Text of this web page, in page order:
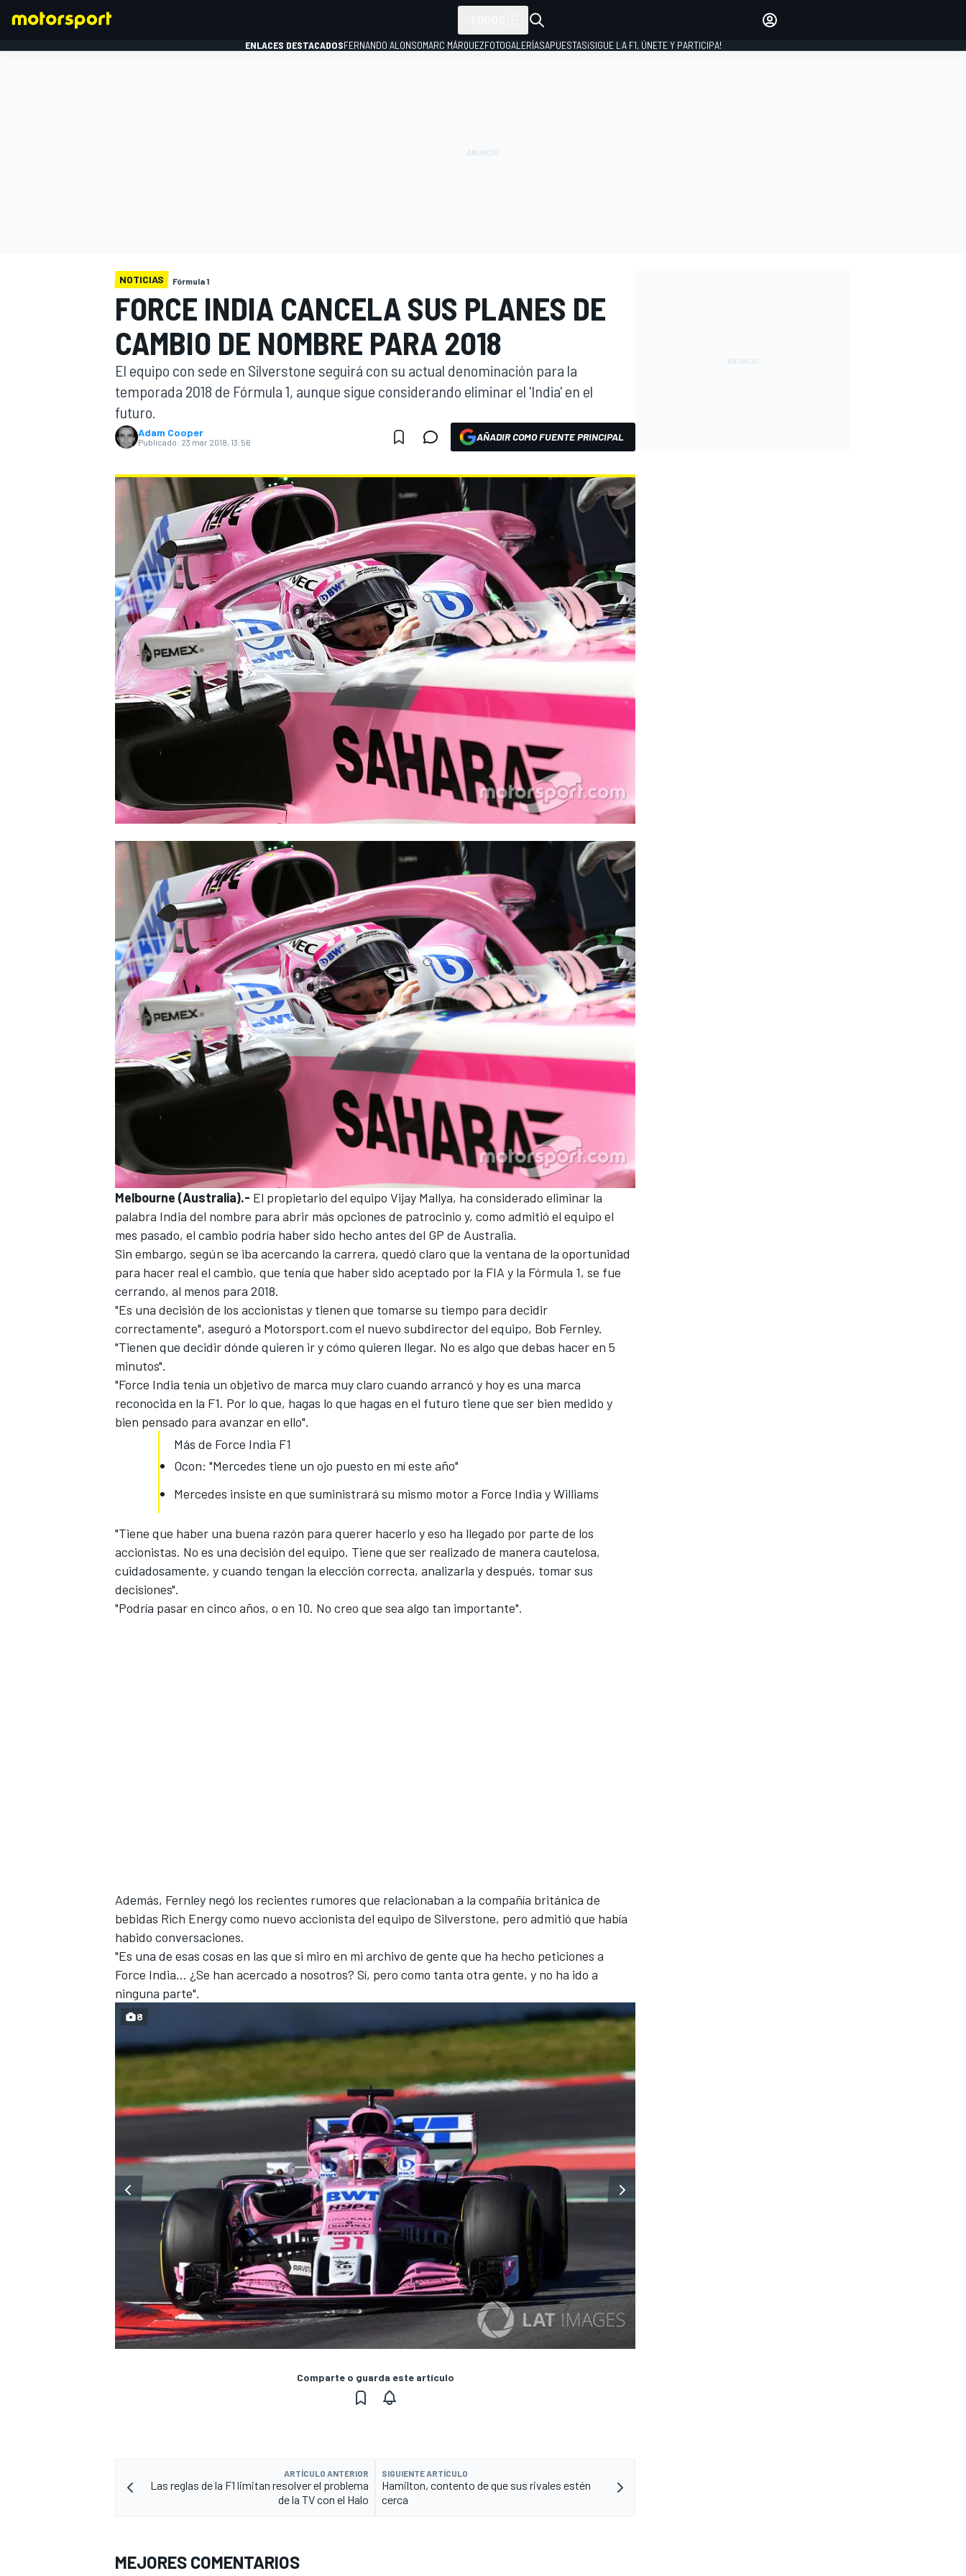
WEC FÓRMULA E
ENLACES DESTACADOSFERNANDO ALONSOMARC MÁRQUEZFOTOGALERÍASAPUESTAS¡SIGUE LA F1, ÚNETE Y PARTICIPA!
NOTICIAS Fórmula 1
FORCE INDIA CANCELA SUS PLANES DE
CAMBIO DE NOMBRE PARA 2018
El equipo con sede en Silverstone seguirá con su actual denominación para la
temporada 2018 de Fórmula 1, aunque sigue considerando eliminar el 'India' en el
futuro.
Adam Cooper
Publicado: 23 mar 2018, 13:56 AÑADIR COMO FUENTE PRINCIPAL
Melbourne (Australia).- El propietario del equipo Vijay Mallya, ha considerado eliminar la
palabra India del nombre para abrir más opciones de patrocinio y, como admitió el equipo el
mes pasado, el cambio podría haber sido hecho antes del GP de Australia.
Sin embargo, según se iba acercando la carrera, quedó claro que la ventana de la oportunidad
para hacer real el cambio, que tenía que haber sido aceptado por la FIA y la Fórmula 1, se fue
cerrando, al menos para 2018.
"Es una decisión de los accionistas y tienen que tomarse su tiempo para decidir
correctamente", aseguró a Motorsport.com el nuevo subdirector del equipo, Bob Fernley.
"Tienen que decidir dónde quieren ir y cómo quieren llegar. No es algo que debas hacer en 5
minutos".
"Force India tenía un objetivo de marca muy claro cuando arrancó y hoy es una marca
reconocida en la F1. Por lo que, hagas lo que hagas en el futuro tiene que ser bien medido y
bien pensado para avanzar en ello".
Más de Force India F1
Ocon: "Mercedes tiene un ojo puesto en mí este año"
Mercedes insiste en que suministrará su mismo motor a Force India y Williams
"Tiene que haber una buena razón para querer hacerlo y eso ha llegado por parte de los
accionistas. No es una decisión del equipo. Tiene que ser realizado de manera cautelosa,
cuidadosamente, y cuando tengan la elección correcta, analizarla y después, tomar sus
decisiones".
"Podría pasar en cinco años, o en 10. No creo que sea algo tan importante".
Además, Fernley negó los recientes rumores que relacionaban a la compañía británica de
bebidas Rich Energy como nuevo accionista del equipo de Silverstone, pero admitió que había
habido conversaciones.
"Es una de esas cosas en las que si miro en mi archivo de gente que ha hecho peticiones a
Force India... ¿Se han acercado a nosotros? Sí, pero como tanta otra gente, y no ha ido a
ninguna parte".
8
Comparte o guarda este artículo
ARTÍCULO ANTERIOR
Las reglas de la F1 limitan resolver el problema
de la TV con el Halo
SIGUIENTE ARTÍCULO
Hamilton, contento de que sus rivales estén
cerca
MEJORES COMENTARIOS